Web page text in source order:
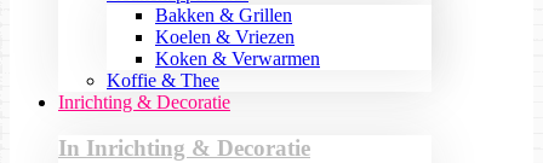
Bakken & Grillen
Koelen & Vriezen
Koken & Verwarmen
Koffie & Thee
Inrichting & Decoratie
In Inrichting & Decoratie